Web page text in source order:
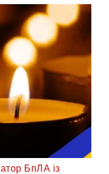
БпЛА із